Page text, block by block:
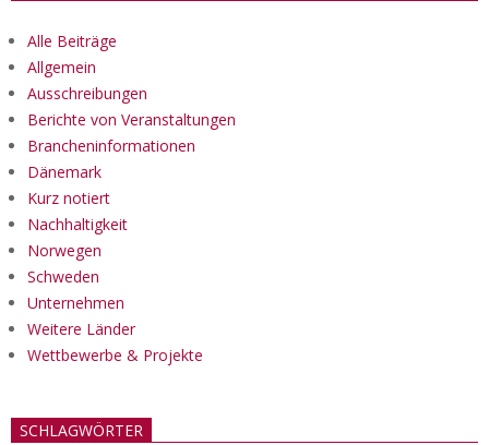
Alle Beiträge
Allgemein
Ausschreibungen
Berichte von Veranstaltungen
Brancheninformationen
Dänemark
Kurz notiert
Nachhaltigkeit
Norwegen
Schweden
Unternehmen
Weitere Länder
Wettbewerbe & Projekte
SCHLAGWÖRTER